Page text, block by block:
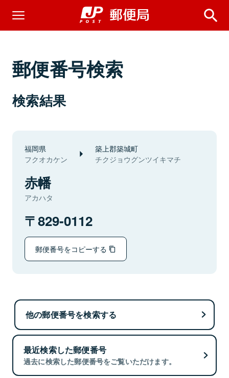
郵便番号検索
検索結果
福岡県
フクオカケン
築上郡築城町
チクジョウグンツイキマチ
赤幡
アカハタ
829-0112
郵便番号をコピーする
他の郵便番号を検索する
最近検索した郵便番号
過去に検索した郵便番号をご覧いただけます。